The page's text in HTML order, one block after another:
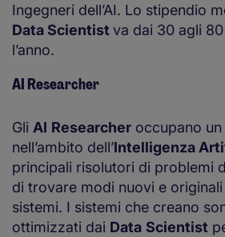
Ingegneri dell’AI. Lo stipendio
Data Scientist va dai 30 agli
l’anno.
AI Researcher
Gli AI Researcher occupano
nell’ambito dell’Intelligenza
principali risolutori di problemi
di trovare modi nuovi e
sistemi. I sistemi che creano
ottimizzati dai Data Scientist